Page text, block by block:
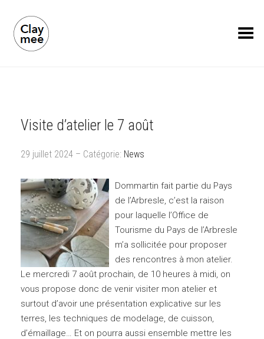
Toggle Menu
Visite d’atelier le 7 août
29 juillet 2024 – Catégorie: News
Dommartin fait partie du Pays
de l’Arbresle, c’est la raison
pour laquelle l’Office de
Tourisme du Pays de l’Arbresle
m’a sollicitée pour proposer
des rencontres à mon atelier.
Le mercredi 7 août prochain, de 10 heures à midi, on
vous propose donc de venir visiter mon atelier et
surtout d’avoir une présentation explicative sur les
terres, les techniques de modelage, de cuisson,
d’émaillage… Et on pourra aussi ensemble mettre les